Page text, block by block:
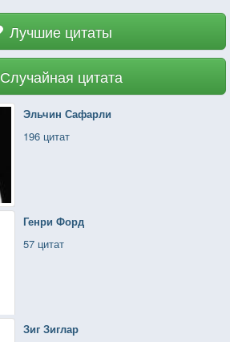
Лучшие цитаты
Случайная цитата
Эльчин Сафарли
196 цитат
Генри Форд
57 цитат
Зиг Зиглар